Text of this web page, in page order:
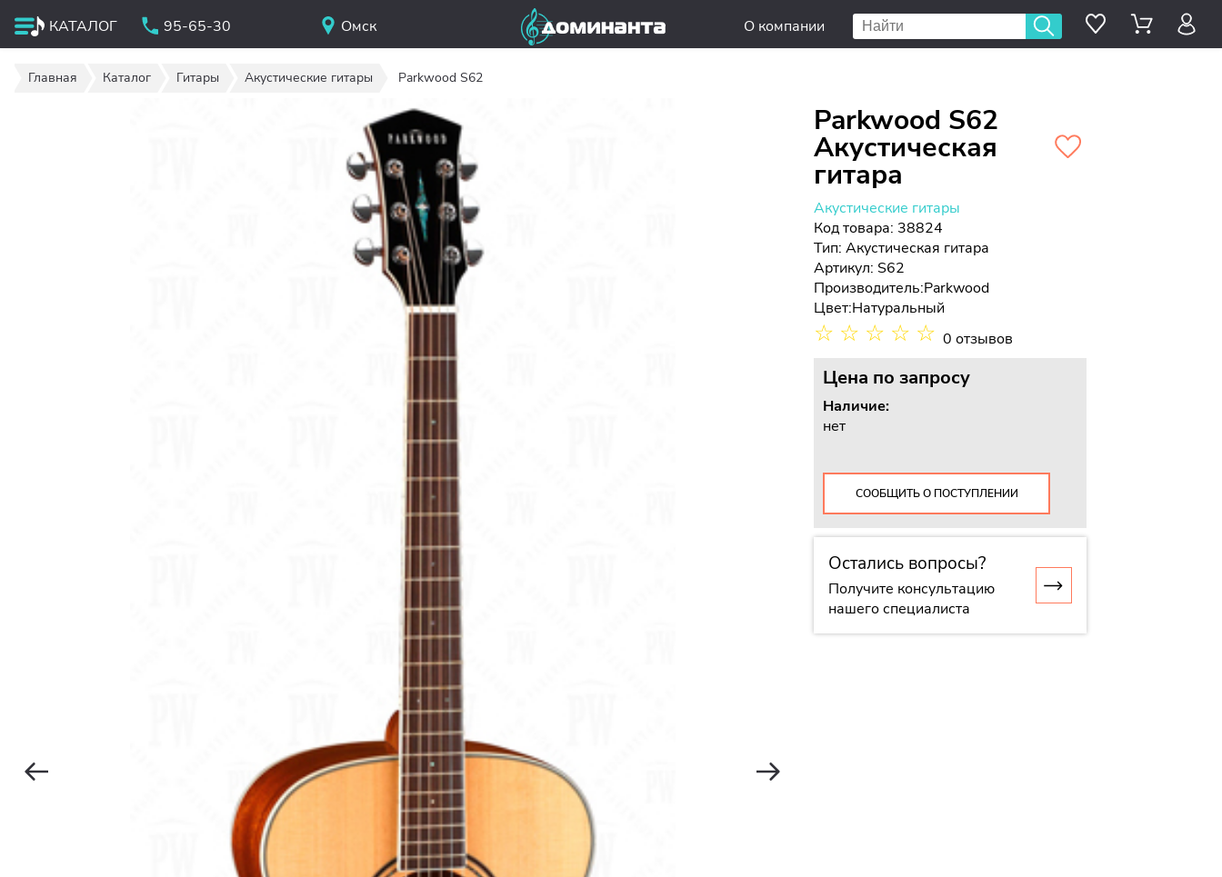
КАТАЛОГ 95-65-30 Омск О компании
Главная Каталог Гитары Акустические гитары Parkwood S62
Parkwood S62
Акустическая
гитара
Акустические гитары
Код товара: 38824
Тип:Акустическая гитара
Артикул: S62
Производитель:Parkwood
Цвет:Натуральный
☆ ☆ ☆ ☆ ☆ 0 отзывов
Цена по запросу
Наличие:
нет
СООБЩИТЬ О ПОСТУПЛЕНИИ
Остались вопросы?
Получите консультацию
нашего специалиста